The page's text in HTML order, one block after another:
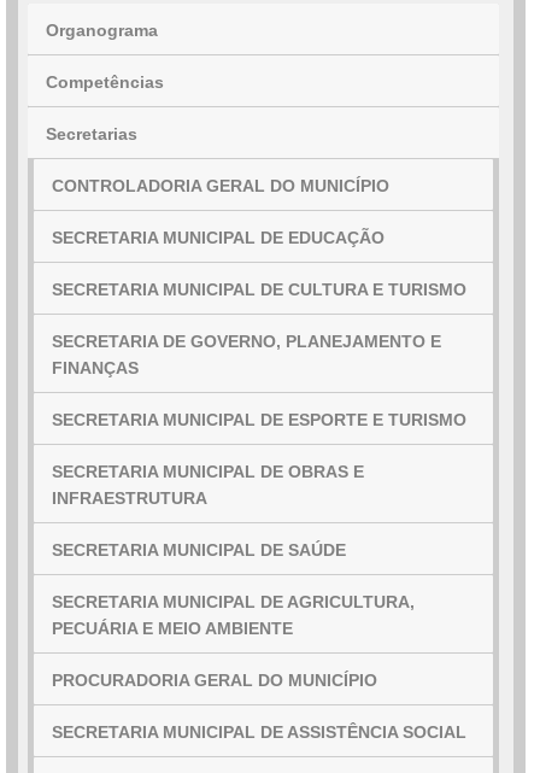
Organograma
Competências
Secretarias
CONTROLADORIA GERAL DO MUNICÍPIO
SECRETARIA MUNICIPAL DE EDUCAÇÃO
SECRETARIA MUNICIPAL DE CULTURA E TURISMO
SECRETARIA DE GOVERNO, PLANEJAMENTO E
FINANÇAS
SECRETARIA MUNICIPAL DE ESPORTE E TURISMO
SECRETARIA MUNICIPAL DE OBRAS E
INFRAESTRUTURA
SECRETARIA MUNICIPAL DE SAÚDE
SECRETARIA MUNICIPAL DE AGRICULTURA,
PECUÁRIA E MEIO AMBIENTE
PROCURADORIA GERAL DO MUNICÍPIO
SECRETARIA MUNICIPAL DE ASSISTÊNCIA SOCIAL